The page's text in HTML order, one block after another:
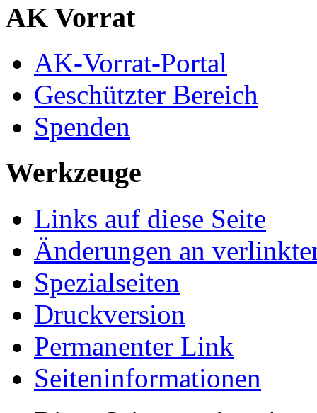
AK Vorrat
AK-Vorrat-Portal
Geschützter Bereich
Spenden
Werkzeuge
Links auf diese Seite
Änderungen an
Spezialseiten
Druckversion
Permanenter Link
Seiten­­informationen